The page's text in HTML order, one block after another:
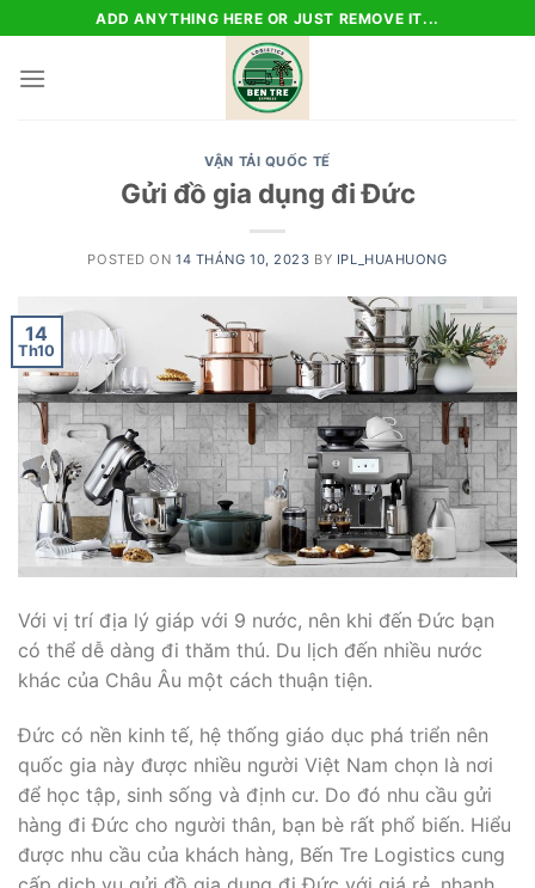
to
content
ADD ANYTHING HERE OR JUST REMOVE IT...
VẬN TẢI QUỐC TẾ
Gửi đồ gia dụng đi Đức
POSTED ON14 THÁNG 10, 2023 BY IPL_HUAHUONG
14
Th10
Với vị trí địa lý giáp với 9 nước, nên khi đến Đức bạn
có thể dễ dàng đi thăm thú. Du lịch đến nhiều nước
khác của Châu Âu một cách thuận tiện.
Đức có nền kinh tế, hệ thống giáo dục phá triển nên
quốc gia này được nhiều người Việt Nam chọn là nơi
để học tập, sinh sống và định cư. Do đó nhu cầu gửi
hàng đi Đức cho người thân, bạn bè rất phổ biến. Hiểu
được nhu cầu của khách hàng, Bến Tre Logistics cung